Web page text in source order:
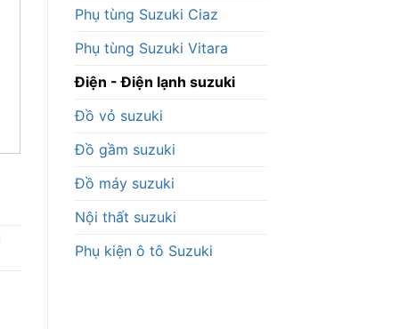
Phụ tùng Suzuki Ciaz
Phụ tùng Suzuki Vitara
Điện - Điện lạnh suzuki
Đồ vỏ suzuki
Đồ gầm suzuki
Đồ máy suzuki
Nội thất suzuki
Phụ kiện ô tô Suzuki